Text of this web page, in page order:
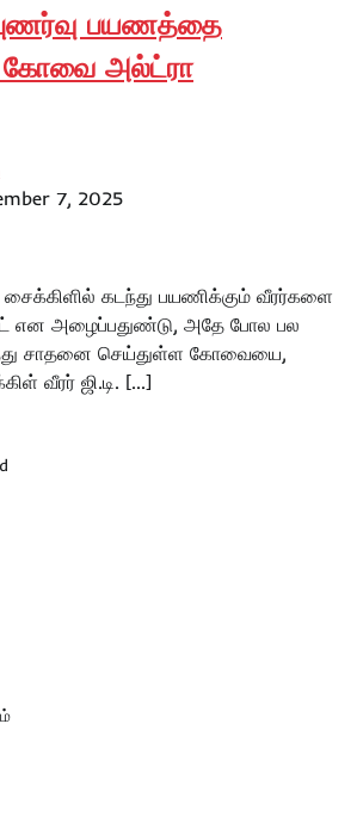
பயணத்தை
அல்ட்ரா
7, 2025
கடந்து பயணிக்கும் வீரர்களை
என அழைப்பதுண்டு, அதே போல பல
சாதனை செய்துள்ள கோவையை,
வீரர் ஜி.டி. […]